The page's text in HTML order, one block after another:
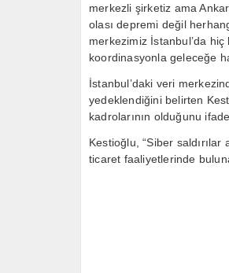
merkezli şirketiz ama
olası depremi değil
merkezimiz İstanbul’da
koordinasyonla geleceğe
İstanbul’daki veri
yedeklendiğini belirten
kadrolarının olduğunu
Kestioğlu, “Siber saldırılar
ticaret faaliyetlerinde